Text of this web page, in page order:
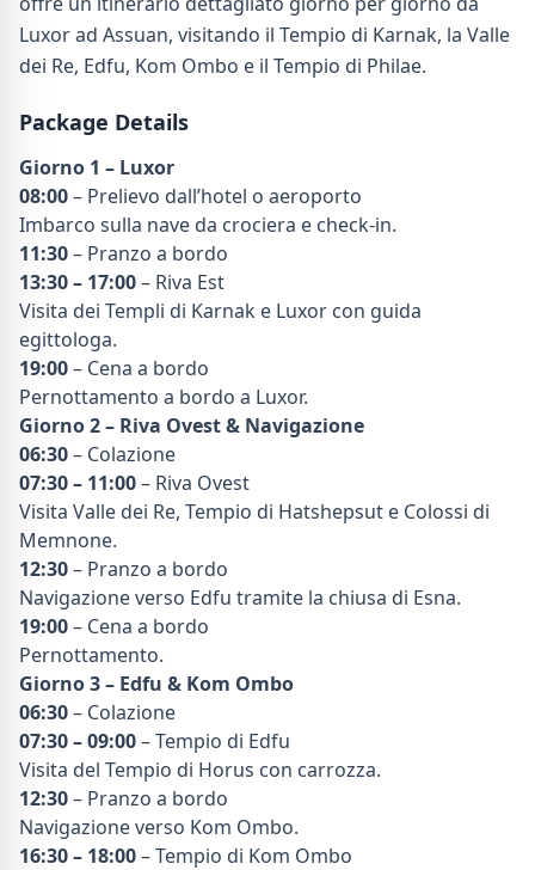
Luxor ad Assuan, visitando il Tempio di Karnak, la Valle
dei Re, Edfu, Kom Ombo e il Tempio di Philae.
Package Details
Giorno 1 – Luxor
08:00– Prelievo dall’hotel o aeroporto
Imbarco sulla nave da crociera e check-in.
11:30– Pranzo a bordo
13:30 – 17:00– Riva Est
Visita dei Templi di Karnak e Luxor con guida
egittologa.
19:00– Cena a bordo
Pernottamento a bordo a Luxor.
Giorno 2 – Riva Ovest & Navigazione
06:30– Colazione
07:30 – 11:00– Riva Ovest
Visita Valle dei Re, Tempio di Hatshepsut e Colossi di
Memnone.
12:30– Pranzo a bordo
Navigazione verso Edfu tramite la chiusa di Esna.
19:00– Cena a bordo
Pernottamento.
Giorno 3 – Edfu & Kom Ombo
06:30– Colazione
07:30 – 09:00– Tempio di Edfu
Visita del Tempio di Horus con carrozza.
12:30– Pranzo a bordo
Navigazione verso Kom Ombo.
16:30 – 18:00– Tempio di Kom Ombo